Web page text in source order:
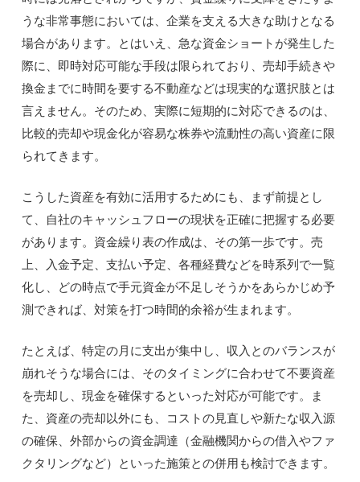
うな非常事態においては、企業を支える大きな助けとなる
場合があります。とはいえ、急な資金ショートが発生した
際に、即時対応可能な手段は限られており、売却手続きや
換金までに時間を要する不動産などは現実的な選択肢とは
言えません。そのため、実際に短期的に対応できるのは、
比較的売却や現金化が容易な株券や流動性の高い資産に限
られてきます。
こうした資産を有効に活用するためにも、まず前提とし
て、自社のキャッシュフローの現状を正確に把握する必要
があります。資金繰り表の作成は、その第一歩です。売
上、入金予定、支払い予定、各種経費などを時系列で一覧
化し、どの時点で手元資金が不足しそうかをあらかじめ予
測できれば、対策を打つ時間的余裕が生まれます。
たとえば、特定の月に支出が集中し、収入とのバランスが
崩れそうな場合には、そのタイミングに合わせて不要資産
を売却し、現金を確保するといった対応が可能です。ま
た、資産の売却以外にも、コストの見直しや新たな収入源
の確保、外部からの資金調達（金融機関からの借入やファ
クタリングなど）といった施策との併用も検討できます。